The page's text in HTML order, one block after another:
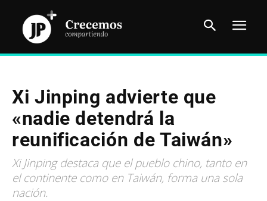
Xi Jinping advierte que
«nadie detendrá la
reunificación de Taiwán»
Xi Jinping destaca que el pueblo chino, tanto en
el continente como en Taiwán, forma una sola
nación.